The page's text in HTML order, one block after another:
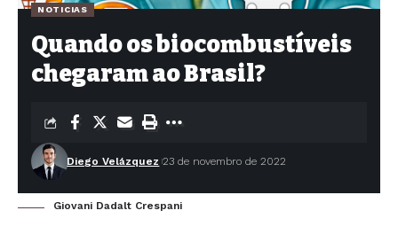
NOTICIAS
Quando os biocombustíveis
chegaram ao Brasil?
Diego Velázquez 23 de novembro de 2022
Giovani Dadalt Crespani